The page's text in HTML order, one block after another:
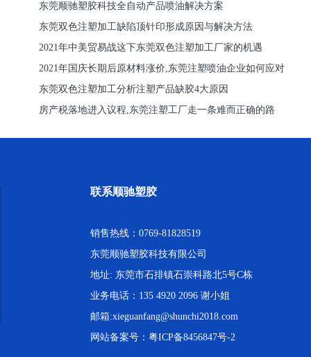
东莞顺驰塑胶科技全自动产品喷油解决方案
东莞双色注塑加工缺陷顶针印形成原因与解决方法
2021年中美贸易战这下东莞双色注塑加工厂家的机遇
2021年国庆长期后原材料涨价,东莞注塑喷油企业如何应对
东莞双色注塑加工分析注塑产品缺胶4大原因
房产税落地进入议程,东莞注塑工厂走一条难而正确的路
联系顺驰塑胶
销售热线：0769-81828519
东莞顺驰塑胶科技有限公司
地址: 东莞市石排镇石崇科路北5号C栋
业务电话：135 4920 2096 谢小姐
邮箱:xieguanfang@shunchi2018.com
网站备案号： 粤ICP备8456847号-2